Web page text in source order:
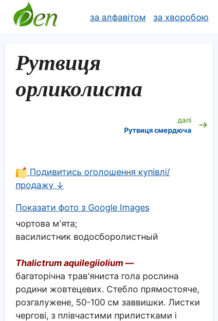
за алфавітом за хворобою
Рутвиця
орликолиста
далі
Рутвиця смердюча
Подивитись оголошення купівлі/
продажу ↓
Показати фото з Google Images
чортова м'ята;
василистник водосборолистный
Thalictrum aquilegiiolium —
багаторічна трав'яниста гола рослина
родини жовтецевих. Стебло прямостояче,
розгалужене, 50-100 см заввишки. Листки
чергові, з плівчастими прилистками і